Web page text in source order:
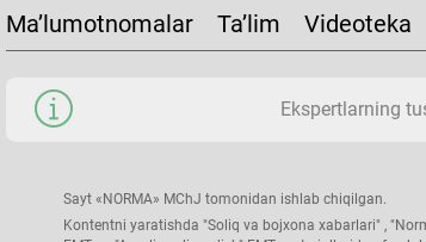
Ma’lumotnomalar
Ta’lim Videoteka
Ekspertlarning
Sayt «NORMA» MChJ tomonidan ishlab chiqilgan.
Kontentni yaratishda "Soliq va bojхona хabarlari" ,